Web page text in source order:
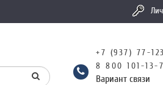
+7 (937) 77-
8 800 101-13-
Вариант связи